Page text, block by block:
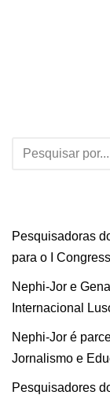
Pesquisadoras
para o I
Nephi-Jor e
Internacional
Nephi-Jor é
Jornalismo e
Pesquisadores